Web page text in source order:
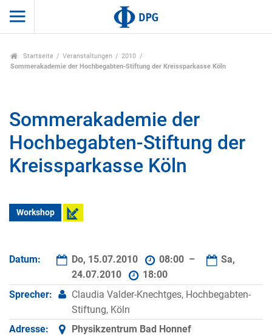
Startseite Veranstaltungen
2010
Sommerakademie der Hochbegabten-Stiftung der Kreissparkasse Köln
Sommerakademie der
Hochbegabten-Stiftung der
Kreissparkasse Köln
Workshop
Datum: Do, 15.07.2010 08:00 –
Sa,
24.07.2010
18:00
Sprecher:
Claudia Valder-Knechtges, Hochbegabten-
Stiftung, Köln
Adresse:
Physikzentrum Bad Honnef